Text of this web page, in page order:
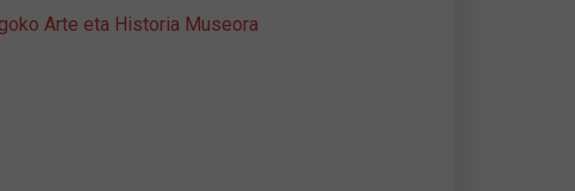
Arte eta Historia Museora